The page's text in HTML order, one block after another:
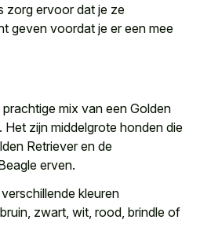
zorg ervoor dat je ze
geven voordat je er een mee
mix van een Golden
Het zijn middelgrote honden die
Retriever en de
erven.
kleuren
zwart, wit, rood, brindle of